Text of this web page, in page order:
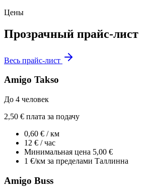
Цены
Прозрачный прайс-лист
Весь прайс-лист
Amigo Takso
До 4 человек
2,50 € плата за подачу
0,60 € / км
12 € / час
Минимальная цена 5,00 €
1 €/км за пределами Таллинна
Amigo Buss